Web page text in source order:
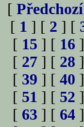
[
[ 1 ] [ 2 ] [
[ 15 ] [ 16
[ 27 ] [ 28
[ 39 ] [ 40
[ 51 ] [ 52
[ 63 ] [ 64